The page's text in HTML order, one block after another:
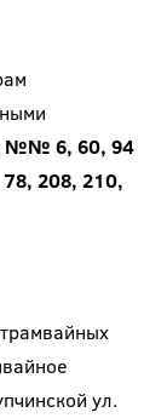
№№ 6, 60, 94
208, 210,
ул.